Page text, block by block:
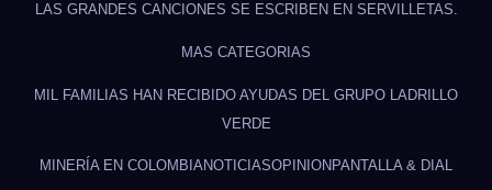
LAS GRANDES CANCIONES SE ESCRIBEN EN SERVILLETAS.
MAS CATEGORIAS
MIL FAMILIAS HAN RECIBIDO AYUDAS DEL GRUPO LADRILLO
VERDE
MINERÍA EN COLOMBIANOTICIASOPINION PANTALLA & DIAL